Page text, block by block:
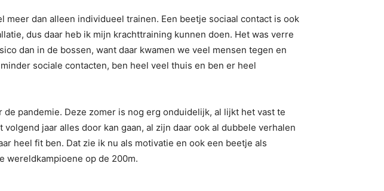
dan alleen individueel trainen. Een beetje sociaal contact is ook
dus daar heb ik mijn krachttraining kunnen doen. Het was verre
dan in de bossen, want daar kwamen we veel mensen tegen en
sociale contacten, ben heel veel thuis en ben er heel
pandemie. Deze zomer is nog erg onduidelijk, al lijkt het vast te
jaar alles door kan gaan, al zijn daar ook al dubbele verhalen
heel fit ben. Dat zie ik nu als motivatie en ook een beetje als
wereldkampioene op de 200m.